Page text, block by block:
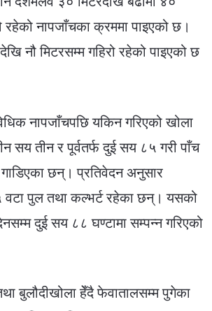
रहेको नापजाँचका क्रममा पाइएको छ।
नौ मिटरसम्म गहिरो रहेको पाइएको छ
नापजाँचपछि यकिन गरिएको खोला
सय तीन र पूर्वतर्फ दुई सय ८५ गरी पाँच
छन्। प्रतिवेदन अनुसार
वटा पुल तथा कल्भर्ट रहेका छन्। यसको
दुई सय ८८ घण्टामा सम्पन्न गरिएको
बुलौदीखोला हेँदै फेवातालसम्म पुगेका